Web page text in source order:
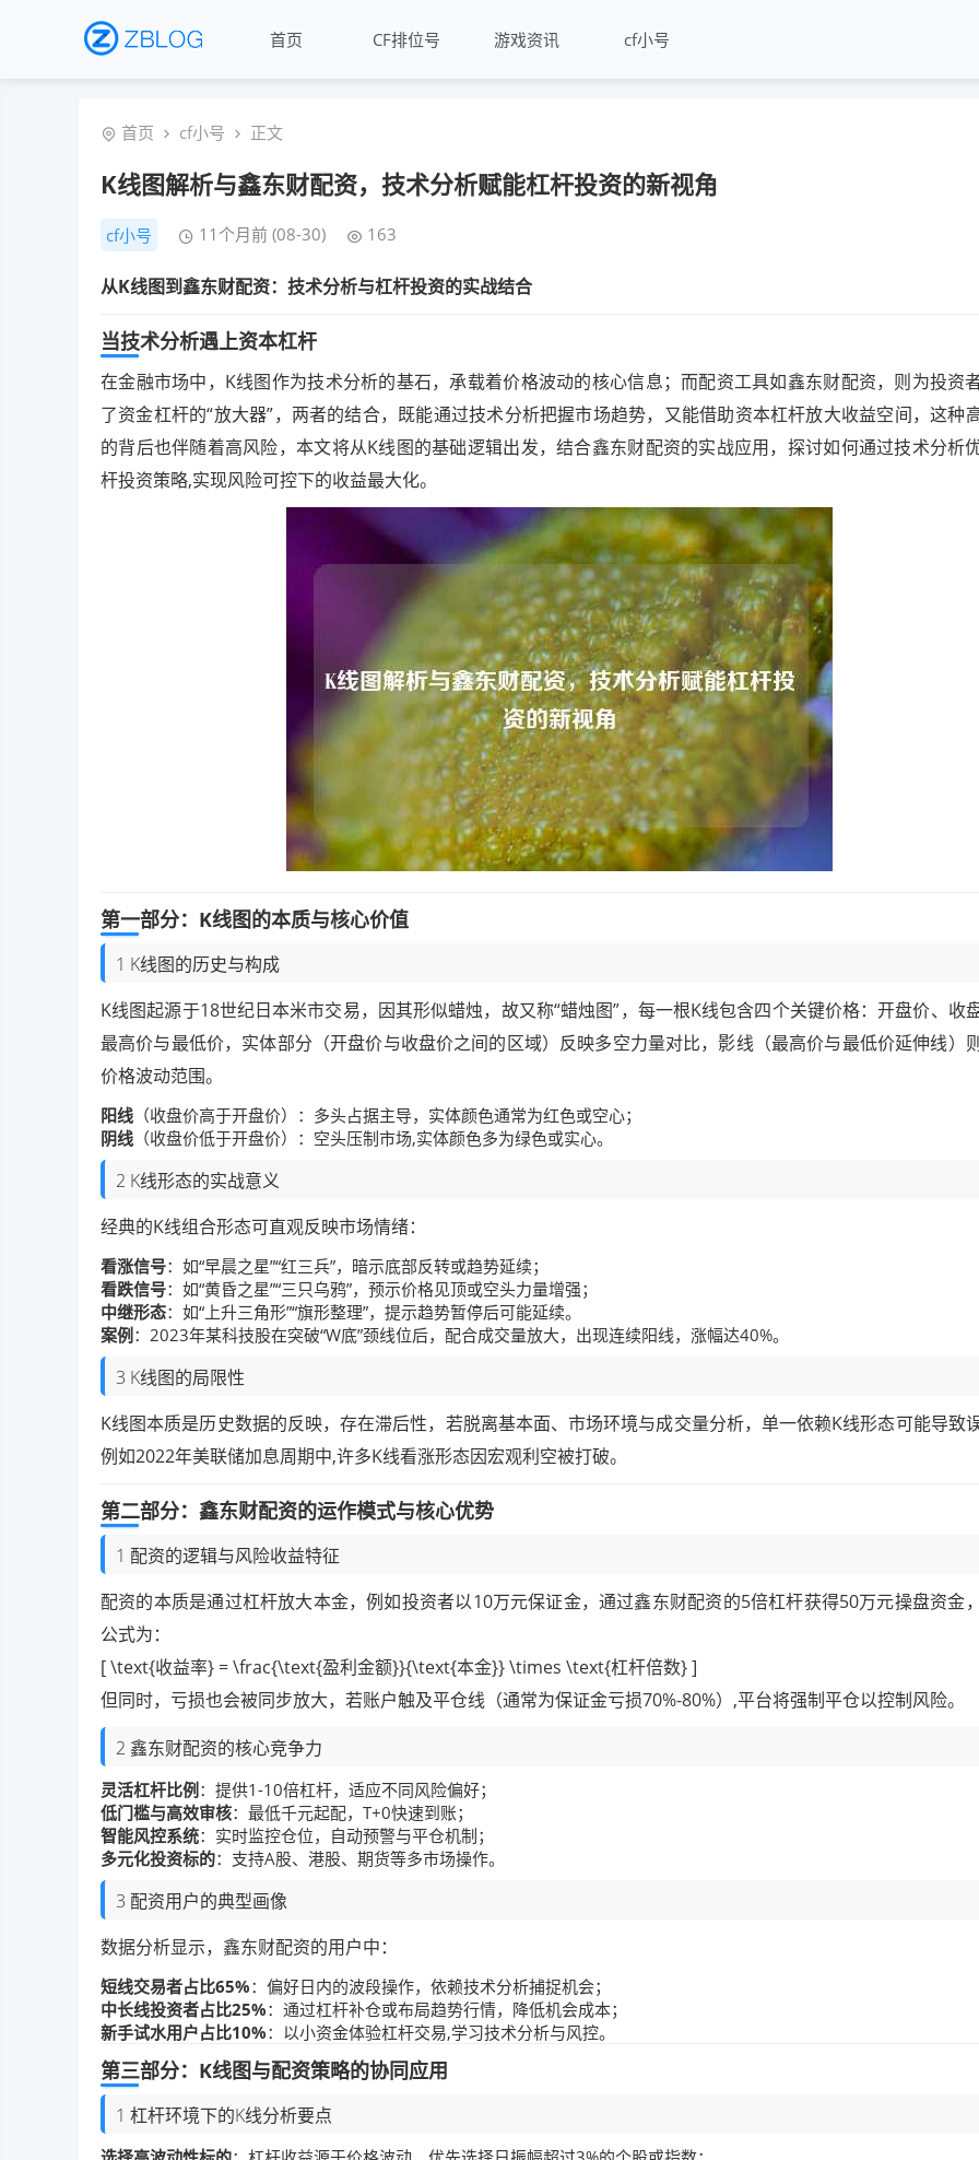
首页 CF排位号 游戏资讯 cf小号
首页 cf小号 正文
K线图解析与鑫东财配资，技术分析赋能杠杆投资的新视角
cf小号 11个月前 (08-30) 163
从K线图到鑫东财配资：技术分析与杠杆投资的实战结合
当技术分析遇上资本杠杆
在金融市场中，K线图作为技术分析的基石，承载着价格波动的核心信息；而配资工具如鑫东财配资，则为投资
了资金杠杆的“放大器”，两者的结合，既能通过技术分析把握市场趋势，又能借助资本杠杆放大收益空间，这种
的背后也伴随着高风险，本文将从K线图的基础逻辑出发，结合鑫东财配资的实战应用，探讨如何通过技术分析
杆投资策略,实现风险可控下的收益最大化。
第一部分：K线图的本质与核心价值
1 K线图的历史与构成
K线图起源于18世纪日本米市交易，因其形似蜡烛，故又称“蜡烛图”，每一根K线包含四个关键价格：开盘价、收
最高价与最低价，实体部分（开盘价与收盘价之间的区域）反映多空力量对比，影线（最高价与最低价延伸线）
价格波动范围。
阳线 （收盘价高于开盘价）：多头占据主导，实体颜色通常为红色或空心；
阴线 （收盘价低于开盘价）：空头压制市场,实体颜色多为绿色或实心。
2 K线形态的实战意义
经典的K线组合形态可直观反映市场情绪：
看涨信号：如“早晨之星”“红三兵”，暗示底部反转或趋势延续；
看跌信号：如“黄昏之星”“三只乌鸦”，预示价格见顶或空头力量增强；
中继形态：如“上升三角形”“旗形整理”，提示趋势暂停后可能延续。
案例：2023年某科技股在突破“W底”颈线位后，配合成交量放大，出现连续阳线，涨幅达40%。
3 K线图的局限性
K线图本质是历史数据的反映，存在滞后性，若脱离基本面、市场环境与成交量分析，单一依赖K线形态可能导致
例如2022年美联储加息周期中,许多K线看涨形态因宏观利空被打破。
第二部分：鑫东财配资的运作模式与核心优势
1 配资的逻辑与风险收益特征
配资的本质是通过杠杆放大本金，例如投资者以10万元保证金，通过鑫东财配资的5倍杠杆获得50万元操盘资金
公式为：
[ \text{收益率} = \frac{\text{盈利金额}}{\text{本金}} \times \text{杠杆倍数} ]
但同时，亏损也会被同步放大，若账户触及平仓线（通常为保证金亏损70%-80%）,平台将强制平仓以控制风险。
2 鑫东财配资的核心竞争力
灵活杠杆比例：提供1-10倍杠杆，适应不同风险偏好；
低门槛与高效审核：最低千元起配，T+0快速到账；
智能风控系统：实时监控仓位，自动预警与平仓机制；
多元化投资标的：支持A股、港股、期货等多市场操作。
3 配资用户的典型画像
数据分析显示，鑫东财配资的用户中：
短线交易者占比65%：偏好日内的波段操作，依赖技术分析捕捉机会；
中长线投资者占比25%：通过杠杆补仓或布局趋势行情，降低机会成本；
新手试水用户占比10%：以小资金体验杠杆交易,学习技术分析与风控。
第三部分：K线图与配资策略的协同应用
1 杠杆环境下的K线分析要点